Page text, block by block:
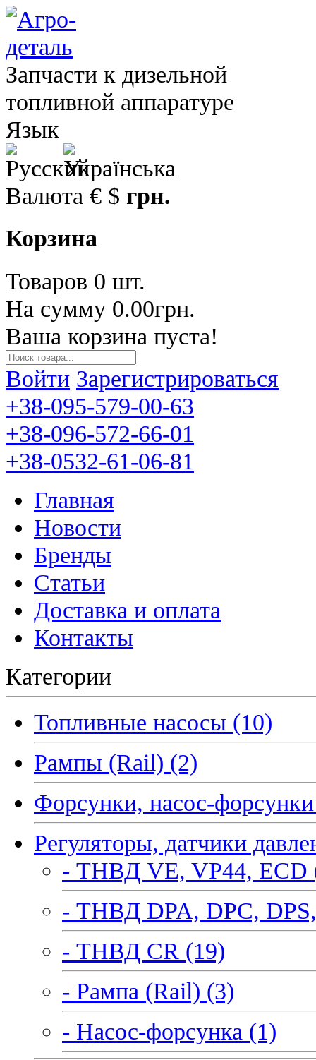
Запчасти к дизельной
топливной аппаратуре
Язык
Валюта € $ грн.
Корзина
Товаров 0 шт.
На сумму 0.00грн.
Ваша корзина пуста!
Войти Зарегистрироваться
+38-095-579-00-63
+38-096-572-66-01
+38-0532-61-06-81
Главная
Новости
Бренды
Статьи
Доставка и оплата
Контакты
Категории
Топливные насосы (10)
Рампы (Rail) (2)
Форсунки, насос-
Регуляторы, датчики
- ТНВД VE, VP44, ECD
- ТНВД DPA, DPC,
- ТНВД CR (19)
- Рампа (Rail) (3)
- Насос-форсунка (1)